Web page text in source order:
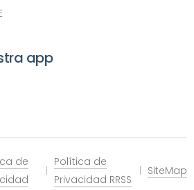
app
de
Política de
Privacidad RRSS
SiteMap